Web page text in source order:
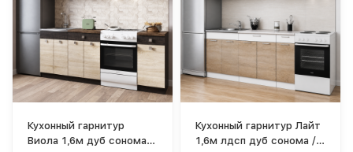
Кухонный гарнитур
Виола 1,6м дуб сонома,
Кухонный гарнитур Лайт
1,6м лдсп дуб сонома /